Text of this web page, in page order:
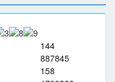
144
887845
158